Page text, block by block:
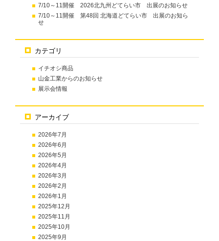
7/10～11開催 2026北九州どてらい市 出展のお知らせ
7/10～11開催 第48回 北海道どてらい市 出展のお知ら
せ
カテゴリ
イチオシ商品
山金工業からのお知らせ
展示会情報
アーカイブ
2026年7月
2026年6月
2026年5月
2026年4月
2026年3月
2026年2月
2026年1月
2025年12月
2025年11月
2025年10月
2025年9月